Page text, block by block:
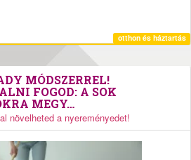
otthon és háztartás
MÓDSZERREL!
FOGOD: A SOK
MEGY…
növelheted a nyereményedet!